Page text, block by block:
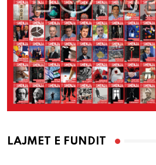
LAJMET E FUNDIT